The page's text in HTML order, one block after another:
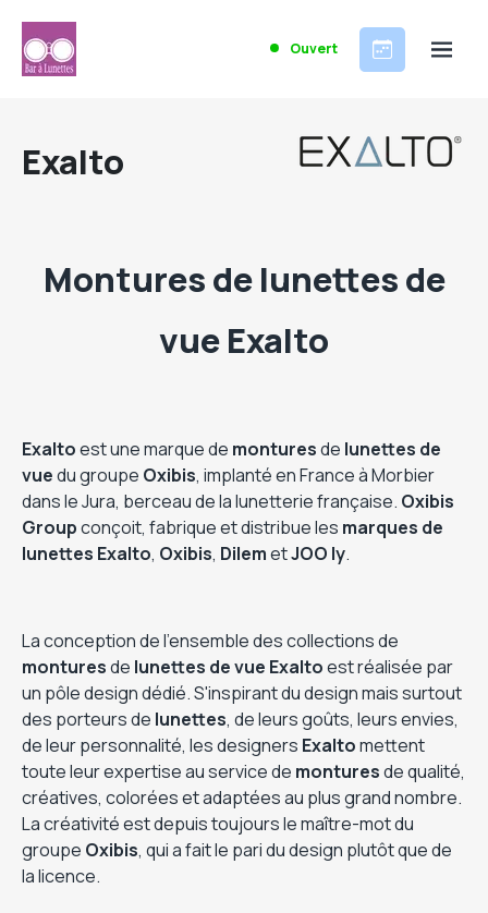
Ouvert
Exalto
Montures de lunettes de
vue Exalto
Exaltoest une marque de monturesde lunettes de
vuedu groupe Oxibis, implanté en France à Morbier
dans le Jura, berceau de la lunetterie française. Oxibis
Groupconçoit, fabrique et distribue les marques de
lunettes Exalto, Oxibis, DilemetJOO ly.
La conception de l’ensemble des collections de
monturesde lunettes de vue Exaltoest réalisée par
un pôle design dédié. S'inspirant du design mais surtout
des porteurs de lunettes, de leurs goûts, leurs envies,
de leur personnalité, les designers Exaltomettent
toute leur expertise au service de monturesde qualité,
créatives, colorées et adaptées au plus grand nombre.
La créativité est depuis toujours le maître-mot du
groupe Oxibis, qui a fait le pari du design plutôt que de
la licence.